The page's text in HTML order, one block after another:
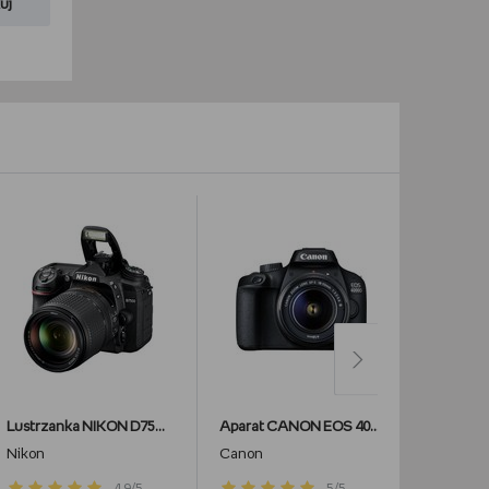
Lustrzanka NIKON D7500 + 18-140 VR
Nikon
Aparat CANON EOS 4000D + Obiektyw CANON EF-S, 18-55 mm, f/3.5-5.6, III
Canon